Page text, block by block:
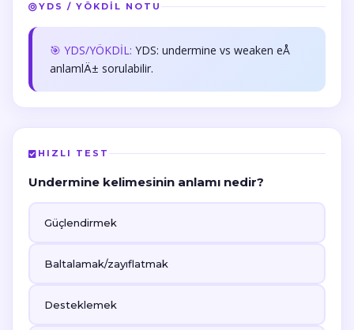
YDS / YÖKDİL NOTU
🎯 YDS/YÖKDİL: YDS: undermine vs weaken eÅ
anlamlÄ± sorulabilir.
HIZLI TEST
Undermine kelimesinin anlamı nedir?
Güçlendirmek
Baltalamak/zayıflatmak
Desteklemek